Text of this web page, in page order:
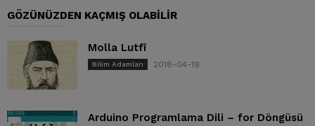
GÖZÜNÜZDEN KAÇMIŞ OLABILIR
Molla Lutfî
Bilim Adamları 2018-04-19
Arduino Programlama Dili – for Döngüsü